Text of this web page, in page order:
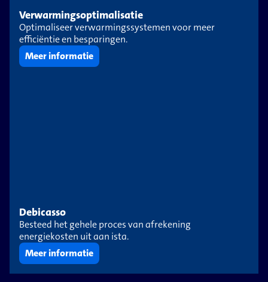
Verwarmingsoptimalisatie
Optimaliseer verwarmingssystemen voor meer
efficiëntie en besparingen.
Meer informatie
Debicasso
Besteed het gehele proces van afrekening
energiekosten uit aan ista.
Meer informatie